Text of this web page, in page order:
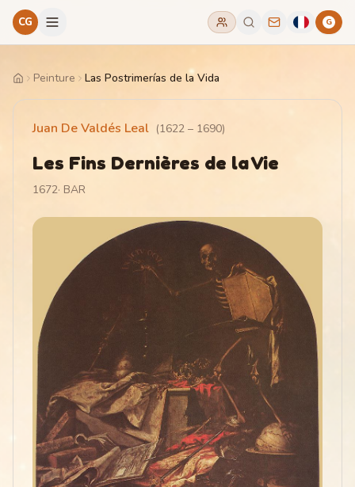
CG G
HomePeinture Las Postrimerías de la Vida
Juan De Valdés Leal (1622 – 1690)
Les Fins Dernières de la Vie
1672· BAR